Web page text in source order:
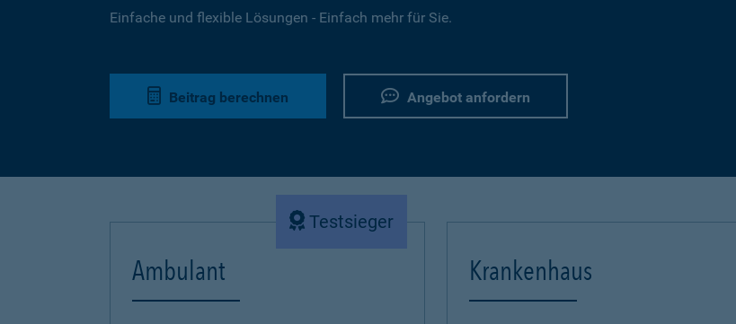
Einfache und flexible Lösungen - Einfach mehr für Sie.
Beitrag berechnen Angebot anfordern
Testsieger
Ambulant Krankenhaus